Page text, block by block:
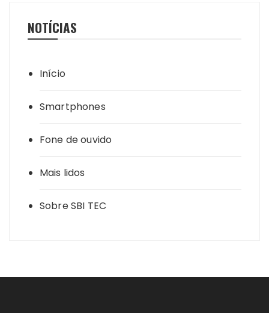
NOTÍCIAS
Início
Smartphones
Fone de ouvido
Mais lidos
Sobre SBI TEC